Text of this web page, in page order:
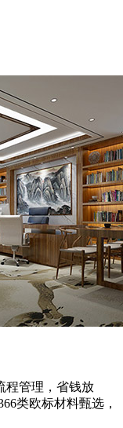
程管理，省钱放
类欧标材料甄选，